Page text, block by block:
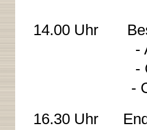
14.00 Uhr
- Airbus
- CFK
- CTC im
16.30 Uhr